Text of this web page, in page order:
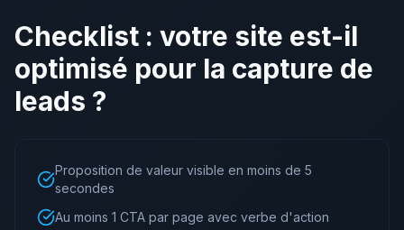
Checklist : votre site est-il
optimisé pour la capture de
leads ?
Proposition de valeur visible en moins de 5
secondes
Au moins 1 CTA par page avec verbe d'action